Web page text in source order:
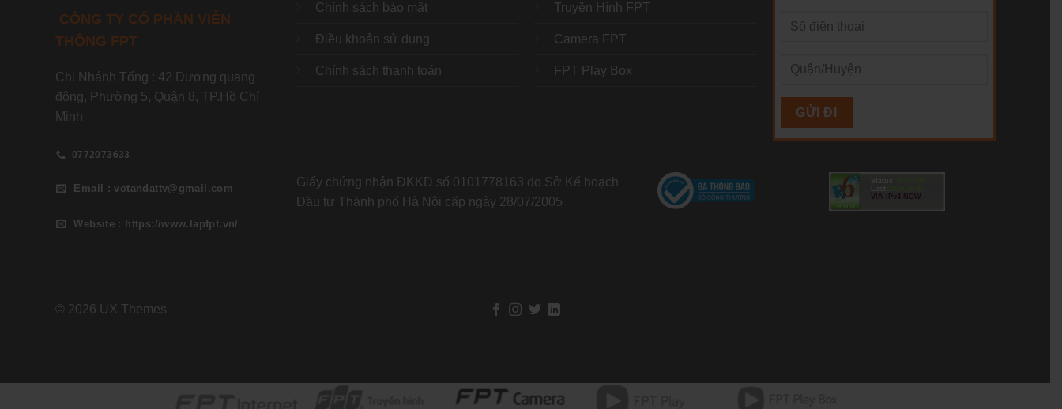
CÔNG TY CỔ PHẦN VIỄN
THÔNG FPT
Chi Nhánh Tổng : 42 Dương quang
đông, Phường 5, Quận 8, TP.Hồ Chí
Minh
0772073633
Email : votandattv@gmail.com
Website : https://www.lapfpt.vn/
Chính sách bảo mật
Điều khoản sử dụng
Chính sách thanh toán
Truyền Hình FPT
Camera FPT
FPT Play Box
Giấy chứng nhận ĐKKD số 0101778163 do Sở Kế hoạch
Đầu tư Thành phố Hà Nội cấp ngày 28/07/2005
Status:
Last:
VIA IPv4 NOW
© 2026 UX Themes